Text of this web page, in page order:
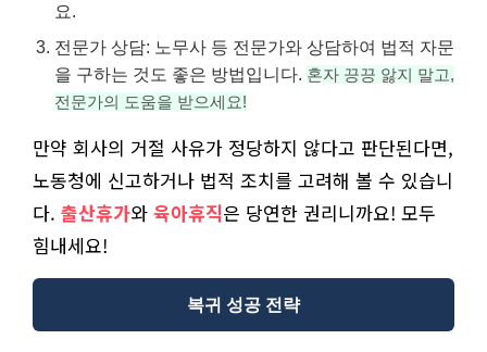
요.
전문가 상담: 노무사 등 전문가와 상담하여 법적 자문
을 구하는 것도 좋은 방법입니다. 혼자 끙끙 앓지 말고,
전문가의 도움을 받으세요!
만약 회사의 거절 사유가 정당하지 않다고 판단된다면,
노동청에 신고하거나 법적 조치를 고려해 볼 수 있습니
다. 출산휴가와 육아휴직은 당연한 권리니까요! 모두
힘내세요!
복귀 성공 전략